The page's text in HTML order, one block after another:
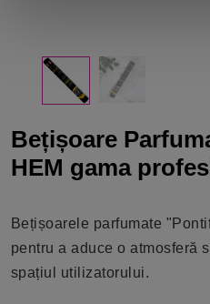
Bețișoare
HEM gama
Bețișoarele parfumate
pentru a aduce o atmosferă
spațiul utilizatorului.